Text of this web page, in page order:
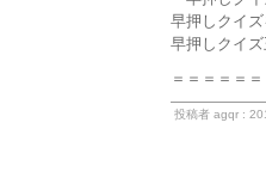
早押しクイ
早押しクイ
＝＝＝＝＝
投稿者 agqr :